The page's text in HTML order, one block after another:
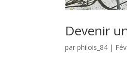
Devenir
parphilois_84 |